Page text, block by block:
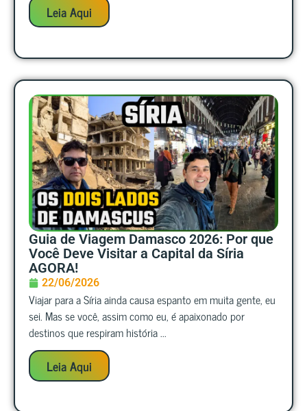
Leia Aqui
Guia de Viagem Damasco 2026: Por que
Você Deve Visitar a Capital da Síria
AGORA!
22/06/2026
Viajar para a Síria ainda causa espanto em muita gente, eu
sei. Mas se você, assim como eu, é apaixonado por
destinos que respiram história ...
Leia Aqui